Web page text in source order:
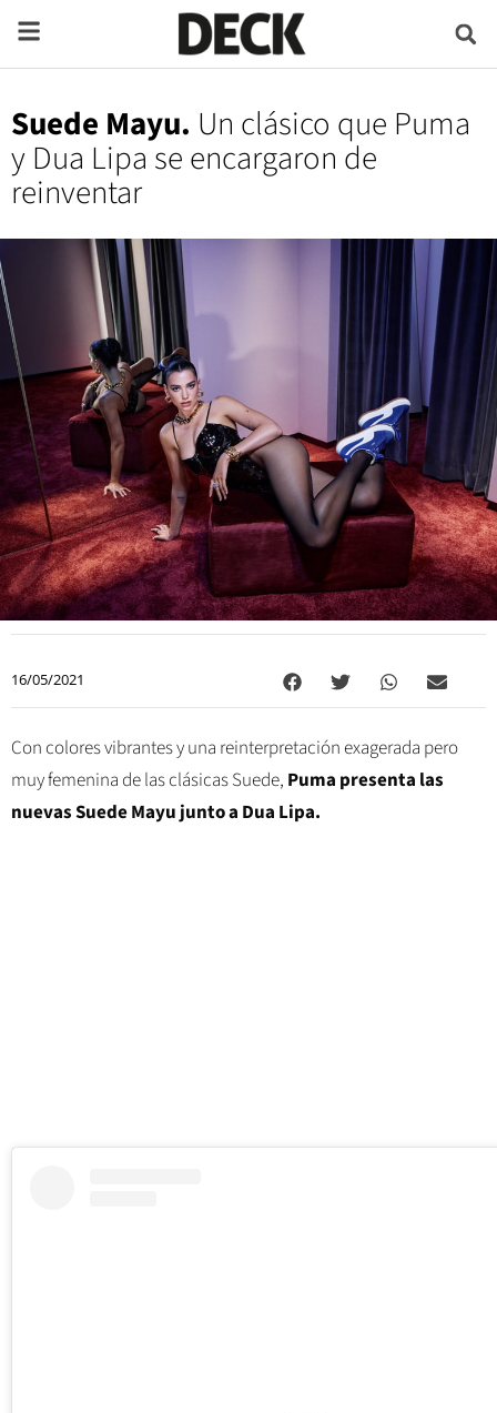
Suede Mayu. Un clásico que Puma
y Dua Lipa se encargaron de
reinventar
16/05/2021
Con colores vibrantes y una reinterpretación exagerada pero
muy femenina de las clásicas Suede, Puma presenta las
nuevas Suede Mayu junto a Dua Lipa.